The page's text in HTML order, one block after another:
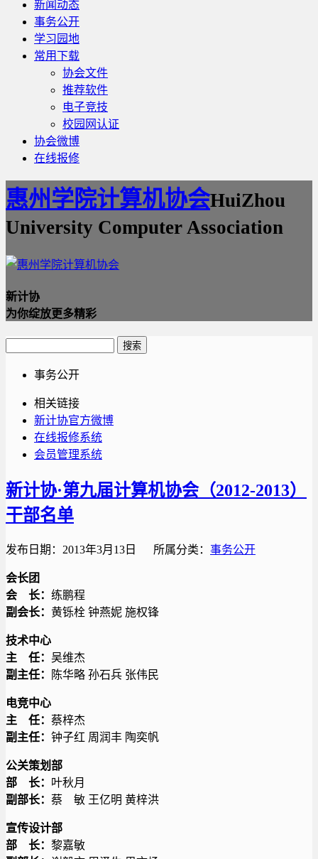
新闻动态
事务公开
学习园地
常用下载
协会文件
推荐软件
电子竞技
校园网认证
协会微博
在线报修
惠州学院计算机协会HuiZhou
University Computer Association
新计协
为你绽放更多精彩
事务公开
相关链接
新计协官方微博
在线报修系统
会员管理系统
新计协·第九届计算机协会（2012-2013）
干部名单
发布日期：2013年3月13日 所属分类： 事务公开
会长团
会 长： 练鹏程
副会长： 黄铄栓 钟燕妮 施权锋
技术中心
主 任： 吴维杰
副主任：
陈华略 孙石兵 张伟民
电竞中心
主 任： 蔡梓杰
副主任： 钟子红 周润丰 陶奕帆
公关策划部
部 长： 叶秋月
副部长： 蔡 敏 王亿明 黄梓洪
宣传设计部
部 长： 黎嘉敏